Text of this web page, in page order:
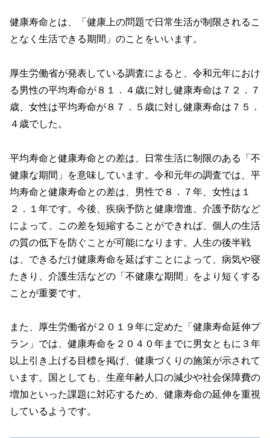
健康寿命とは、「健康上の問題で日常生活が制限されるこ
となく生活できる期間」のことをいいます。
厚生労働省が発表している調査によると、令和元年におけ
る男性の平均寿命が８１．４歳に対し健康寿命は７２．７
歳、女性は平均寿命が８７．５歳に対し健康寿命は７５．
４歳でした。
平均寿命と健康寿命との差は、日常生活に制限のある「不
健康な期間」を意味しています。令和元年の調査では、平
均寿命と健康寿命との差は、男性で８．７年、女性は１
２．１年です。今後、疾病予防と健康増進、介護予防など
によって、この差を短縮することができれば、個人の生活
の質の低下を防ぐことが可能になります。人生の後半戦
は、できるだけ健康寿命を延ばすことによって、病気や寝
たきり、介護生活などの「不健康な期間」をより短くする
ことが重要です。
また、厚生労働省が２０１９年に定めた「健康寿命延伸プ
ラン」では、健康寿命を２０４０年までに男女ともに３年
以上引き上げる目標を掲げ、健康づくりの施策が示されて
います。国としても、生産年齢人口の減少や社会保障費の
増加といった課題に対応するため、健康寿命の延伸を重視
しているようです。